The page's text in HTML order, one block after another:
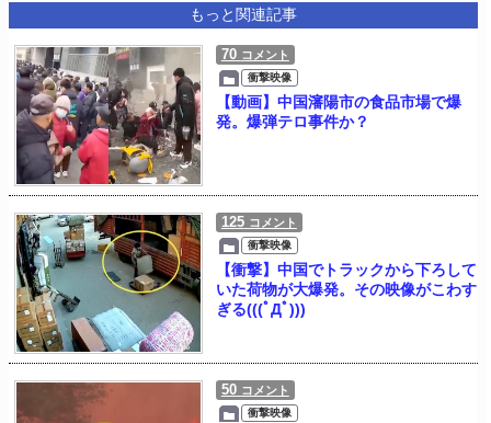
もっと関連記事
70 コメント
衝撃映像
【動画】中国瀋陽市の食品市場で爆
発。爆弾テロ事件か？
125 コメント
衝撃映像
【衝撃】中国でトラックから下ろして
いた荷物が大爆発。その映像がこわす
ぎる(((ﾟДﾟ)))
50 コメント
衝撃映像